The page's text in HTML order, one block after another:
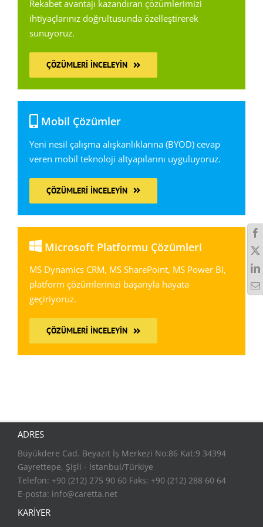
Rekabet avantajı kazandıran çözümlerimizi
ihtiyaçlarınız doğrultusunda özelleştirerek
sunuyoruz.
ÇÖZÜMLERI İNCELEYIN
Mobil Çözümler
Yeni nesil çalışma alışkanlıklarına (BYOD) cevap
veren mobil teknoloji altyapılarını uyguluyoruz.
ÇÖZÜMLERI İNCELEYIN
Microsoft Platformu Çözümleri
MS Dynamics CRM, MS SharePoint, MS Power BI,
platform çözümlerinizi başarıyla hayata
geçiriyoruz.
ÇÖZÜMLERI İNCELEYIN
ADRES
Büyükdere Cad. Beyazıt İş Merkezi No:86 Kat:9 34394
Gayrettepe, Şişli - İstanbul/Türkiye
Telefon: +90 (212) 275 90 60 Faks: +90 (212) 288 60 64
E-posta: info@caretta.net
KARİYER